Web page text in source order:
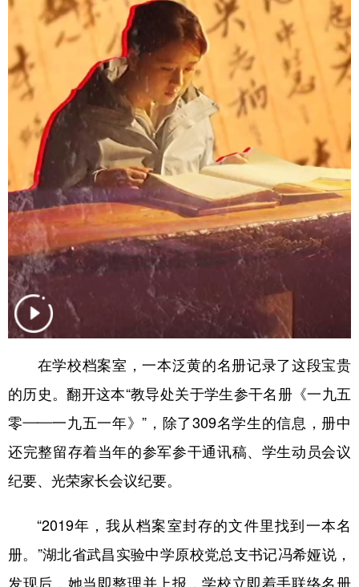
新疆 内蒙古 黑龙江
多语种频道
English Español Français
Русский язык 日本語 한국어
Deutsch Português
在学校档案室，一本泛黄的名册记录了这段宝贵
的历史。翻开这本“教导处关于学生参干名册《一九五
零——一九五一年》”，除了309名学生的信息，册中
还完整留存着当年的参军参干通讯稿、学生动员会议
纪要、光荣家长会议纪要。
“2019年，我从档案室封存的文件里找到一本名
册。”湖北省武昌实验中学原校党总支书记冯希娅说，
发现后，她当即整理并上报，学校立即着手联络名册